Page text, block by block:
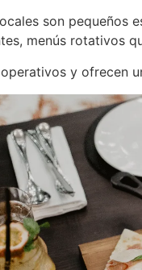
son pequeños
menús rotativos
y ofrecen